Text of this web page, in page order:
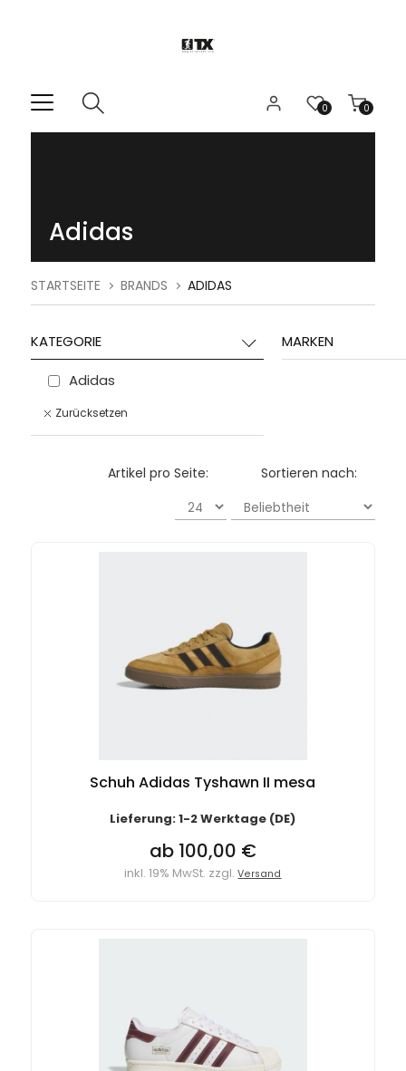
0
0
Adidas
STARTSEITE BRANDS ADIDAS
KATEGORIE
Adidas
Zurücksetzen
MARKEN
Sortieren nach:
Artikel pro Seite:
Schuh Adidas Tyshawn II mesa
Lieferung: 1-2 Werktage (DE)
ab 100,00 €
inkl. 19% MwSt. zzgl.Versand